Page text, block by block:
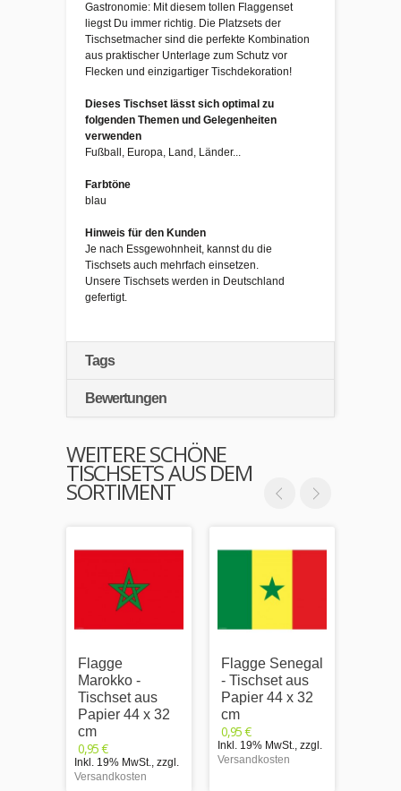
Gastronomie: Mit diesem tollen Flaggenset
liegst Du immer richtig. Die Platzsets der
Tischsetmacher sind die perfekte Kombination
aus praktischer Unterlage zum Schutz vor
Flecken und einzigartiger Tischdekoration!
Dieses Tischset lässt sich optimal zu
folgenden Themen und Gelegenheiten
verwenden
Fußball, Europa, Land, Länder...
Farbtöne
blau
Hinweis für den Kunden
Je nach Essgewohnheit, kannst du die
Tischsets auch mehrfach einsetzen.
Unsere Tischsets werden in Deutschland
gefertigt.
Tags
Bewertungen
WEITERE SCHÖNE
TISCHSETS AUS DEM
SORTIMENT
Flagge
Marokko -
Tischset aus
Papier 44 x 32
cm
0,95 €
Inkl. 19% MwSt., zzgl.
Versandkosten
Flagge Senegal
- Tischset aus
Papier 44 x 32
cm
0,95 €
Inkl. 19% MwSt., zzgl.
Versandkosten